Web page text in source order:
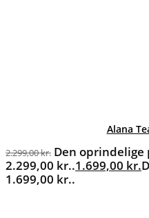
Alana
2.299,00kr. Den oprindelige
2.299,00 kr..1.699,00 kr.
1.699,00 kr..